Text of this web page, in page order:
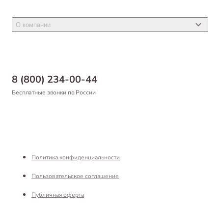
8 (800) 234-00-44
Бесплатные звонки по России
Товары для птиц
Новости
Самовывоз
Оформление заказа
О компании
Благотворительный фонд
Реквизиты
Политика конфиденциальности
Пользовательское соглашение
Публичная оферта